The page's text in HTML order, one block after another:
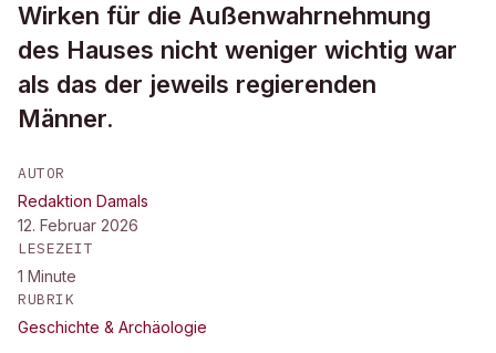
Wirken für die Außenwahrnehmung
des Hauses nicht weniger wichtig war
als das der jeweils regierenden
Männer.
AUTOR
Redaktion Damals
12. Februar 2026
LESEZEIT
1 Minute
RUBRIK
Geschichte & Archäologie